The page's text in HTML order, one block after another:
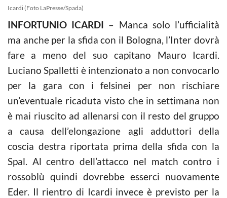
Icardi (Foto LaPresse/Spada)
INFORTUNIO ICARDI – Manca solo l’ufficialità
ma anche per la sfida con il Bologna, l’Inter dovrà
fare a meno del suo capitano Mauro Icardi.
Luciano Spalletti è intenzionato a non convocarlo
per la gara con i felsinei per non rischiare
un’eventuale ricaduta visto che in settimana non
è mai riuscito ad allenarsi con il resto del gruppo
a causa dell’elongazione agli adduttori della
coscia destra riportata prima della sfida con la
Spal. Al centro dell’attacco nel match contro i
rossoblù quindi dovrebbe esserci nuovamente
Eder. Il rientro di Icardi invece è previsto per la